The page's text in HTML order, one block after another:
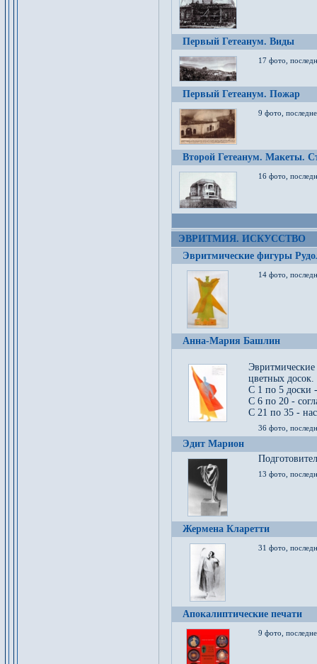
Первый Гетеанум. Виды
17 фото,
Первый Гетеанум. Пожар
9 фото,
Второй Гетеанум. Макеты.
16 фото,
ЭВРИТМИЯ. ИСКУССТВО
Эвритмические фигуры
14 фото,
Анна-Мария Башлин
цветных досок.
С 1 по 5 доски
С 6 по 20 -
С 21 по 35 -
36 фото,
Эдит Марион
13 фото,
Жермена Кларетти
31 фото,
Апокалиптические печати
9 фото,